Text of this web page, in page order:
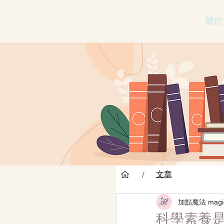
關
/ 文章
科學素養
加點魔法